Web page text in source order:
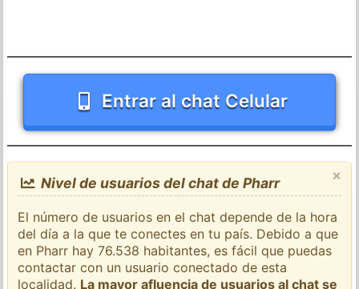
Entrar al chat Celular
×
Nivel de usuarios del chat de Pharr
El número de usuarios en el chat depende de la hora
del día a la que te conectes en tu país. Debido a que
en Pharr hay 76.538 habitantes, es fácil que puedas
contactar con un usuario conectado de esta
localidad. La mayor afluencia de usuarios al chat se